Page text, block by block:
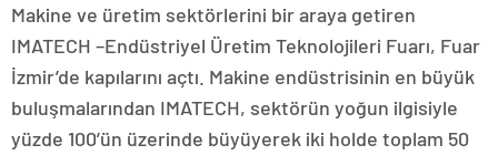
Makine ve üretim sektörlerini bir araya getiren
IMATECH –Endüstriyel Üretim Teknolojileri Fuarı, Fuar
İzmir’de kapılarını açtı. Makine endüstrisinin en büyük
buluşmalarından IMATECH, sektörün yoğun ilgisiyle
yüzde 100’ün üzerinde büyüyerek iki holde toplam 50